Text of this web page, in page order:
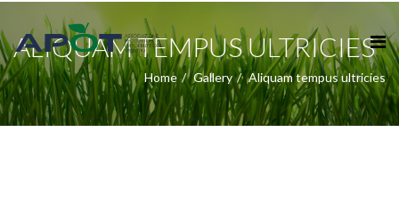
ALIQUAM TEMPUS ULTRICIES
Home Gallery Aliquam tempus ultricies